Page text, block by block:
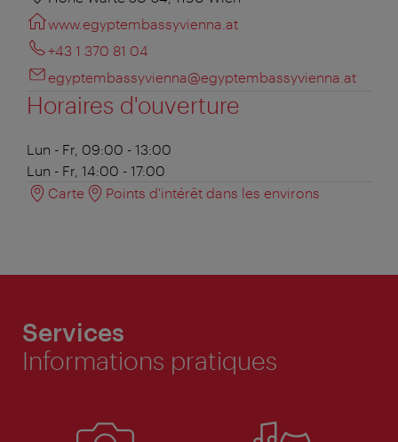
www.egyptembassyvienna.at
+43 1 370 81 04
egyptembassyvienna@egyptembassyvienna.at
Horaires d'ouverture
Lun - Fr, 09:00 - 13:00
Lun - Fr, 14:00 - 17:00
Carte
Points d'intérêt dans les environs
Services
Informations pratiques